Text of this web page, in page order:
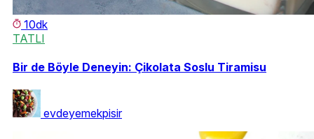
10dk
TATLI
Bir de Böyle Deneyin: Çikolata Soslu Tiramisu
evdeyemekpisir